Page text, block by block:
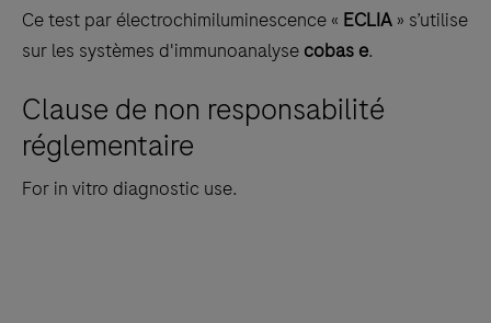
Ce test par électrochimiluminescence « ECLIA » s’utilise
sur les systèmes d'immunoanalyse cobas e.
Clause de non responsabilité
réglementaire
For in vitro diagnostic use.